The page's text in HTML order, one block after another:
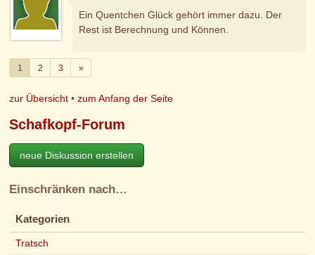
Ein Quentchen Glück gehört immer dazu. Der
Rest ist Berechnung und Können.
1 2 3 »Weiter
zur Übersicht •zum Anfang der Seite
Schafkopf-Forum
neue Diskussion erstellen
Einschränken nach…
Kategorien
Tratsch